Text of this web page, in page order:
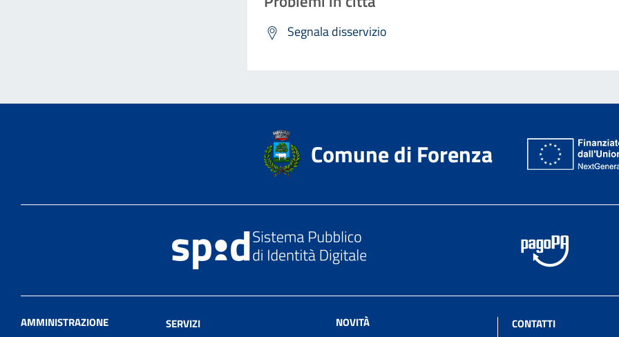
Segnala disservizio
Comune di Forenza
AMMINISTRAZIONE
SERVIZI
NOVITÀ
CONTATTI